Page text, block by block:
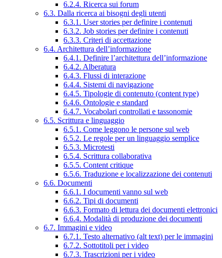
6.2.4. Ricerca sui forum
6.3. Dalla ricerca ai bisogni degli utenti
6.3.1. User stories per definire i contenuti
6.3.2. Job stories per definire i contenuti
6.3.3. Criteri di accettazione
6.4. Architettura dell’informazione
6.4.1. Definire l’architettura dell’informazione
6.4.2. Alberatura
6.4.3. Flussi di interazione
6.4.4. Sistemi di navigazione
6.4.5. Tipologie di contenuto (content type)
6.4.6. Ontologie e standard
6.4.7. Vocabolari controllati e tassonomie
6.5. Scrittura e linguaggio
6.5.1. Come leggono le persone sul web
6.5.2. Le regole per un linguaggio semplice
6.5.3. Microtesti
6.5.4. Scrittura collaborativa
6.5.5. Content critique
6.5.6. Traduzione e localizzazione dei contenuti
6.6. Documenti
6.6.1. I documenti vanno sul web
6.6.2. Tipi di documenti
6.6.3. Formato di lettura dei documenti elettronici
6.6.4. Modalità di produzione dei documenti
6.7. Immagini e video
6.7.1. Testo alternativo (alt text) per le immagini
6.7.2. Sottotitoli per i video
6.7.3. Trascrizioni per i video